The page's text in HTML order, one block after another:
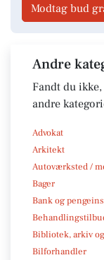
Modtag bud
Andre
Fandt du
andre
Advokat
Arkitekt
Autoværksted /
Bager
Bank og
Bibliotek, arkiv
Bilforhandler